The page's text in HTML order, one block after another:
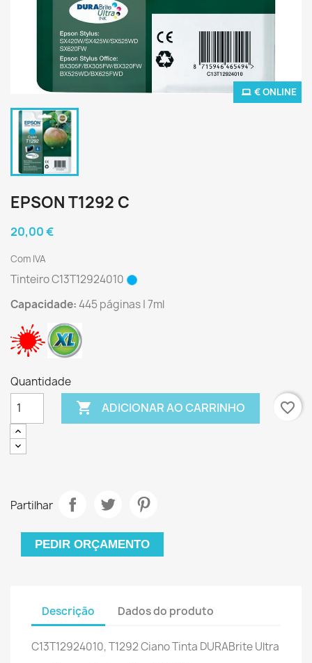
€ ONLINE
EPSON T1292 C
20,00 €
Com IVA
Tinteiro C13T12924010
Capacidade:445 páginas | 7ml
Quantidade
 ADICIONAR AO CARRINHO favorite_border
Partilhar
PEDIR ORÇAMENTO
Descrição Dados do produto
C13T12924010, T1292 Ciano Tinta DURABrite Ultra